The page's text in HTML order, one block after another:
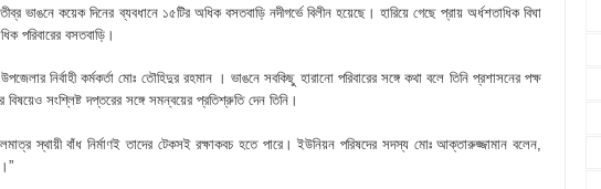
শিক্ষা প্রতিষ্ঠানগুলোতে দিনব্যাপী নানা আয়োজন
ভাঙনে কয়েক দিনের ব্যবধানে ১৫টির অধিক বসতবাড়ি নদীগর্ভে বিলীন হয়েছে। হারিয়ে গেছে প্রায় অর্ধশতাধিক বিঘা
পরিবারের বসতবাড়ি।
নির্বাহী কর্মকর্তা মোঃ তৌহিদুর রহমান । ভাঙনে সবকিছু হারানো পরিবারের সঙ্গে কথা বলে তিনি প্রশাসনের পক্ষ
সংশ্লিষ্ট দপ্তরের সঙ্গে সমন্বয়ের প্রতিশ্রুতি দেন তিনি।
স্থায়ী বাঁধ নির্মাণই তাদের টেকসই রক্ষাকবচ হতে পারে। ইউনিয়ন পরিষদের সদস্য মোঃ আক্তারুজ্জামান বলেন,